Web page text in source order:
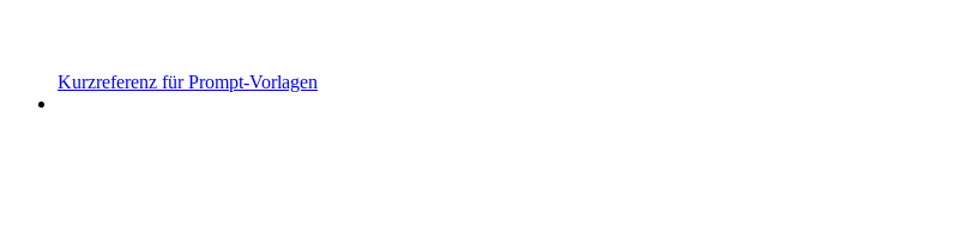
Kurzreferenz für Prompt-Vorlagen